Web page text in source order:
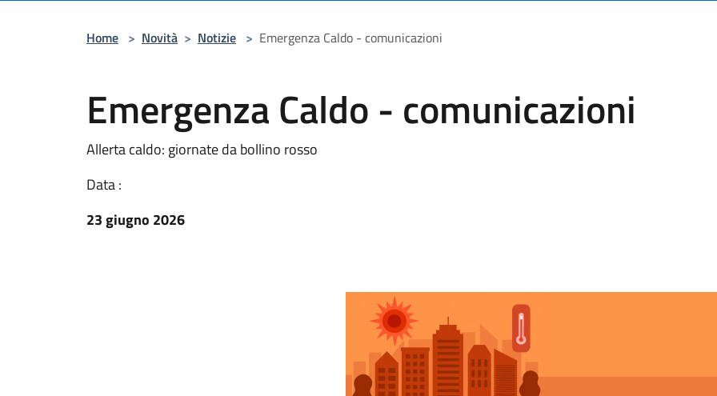
Home > Novità > Notizie > Emergenza Caldo - comunicazioni
Emergenza Caldo - comunicazioni
Allerta caldo: giornate da bollino rosso
Data :
23 giugno 2026